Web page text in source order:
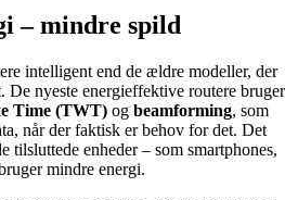
– mindre spild
intelligent end de ældre modeller, der
De nyeste energieffektive routere bruger
Time (TWT) og beamforming, som
når der faktisk er behov for det. Det
tilsluttede enheder – som smartphones,
mindre energi.